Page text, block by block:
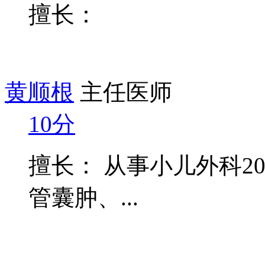
擅长：
黄顺根 主任医师
10分
擅长： 从事小儿外科
管囊肿、...